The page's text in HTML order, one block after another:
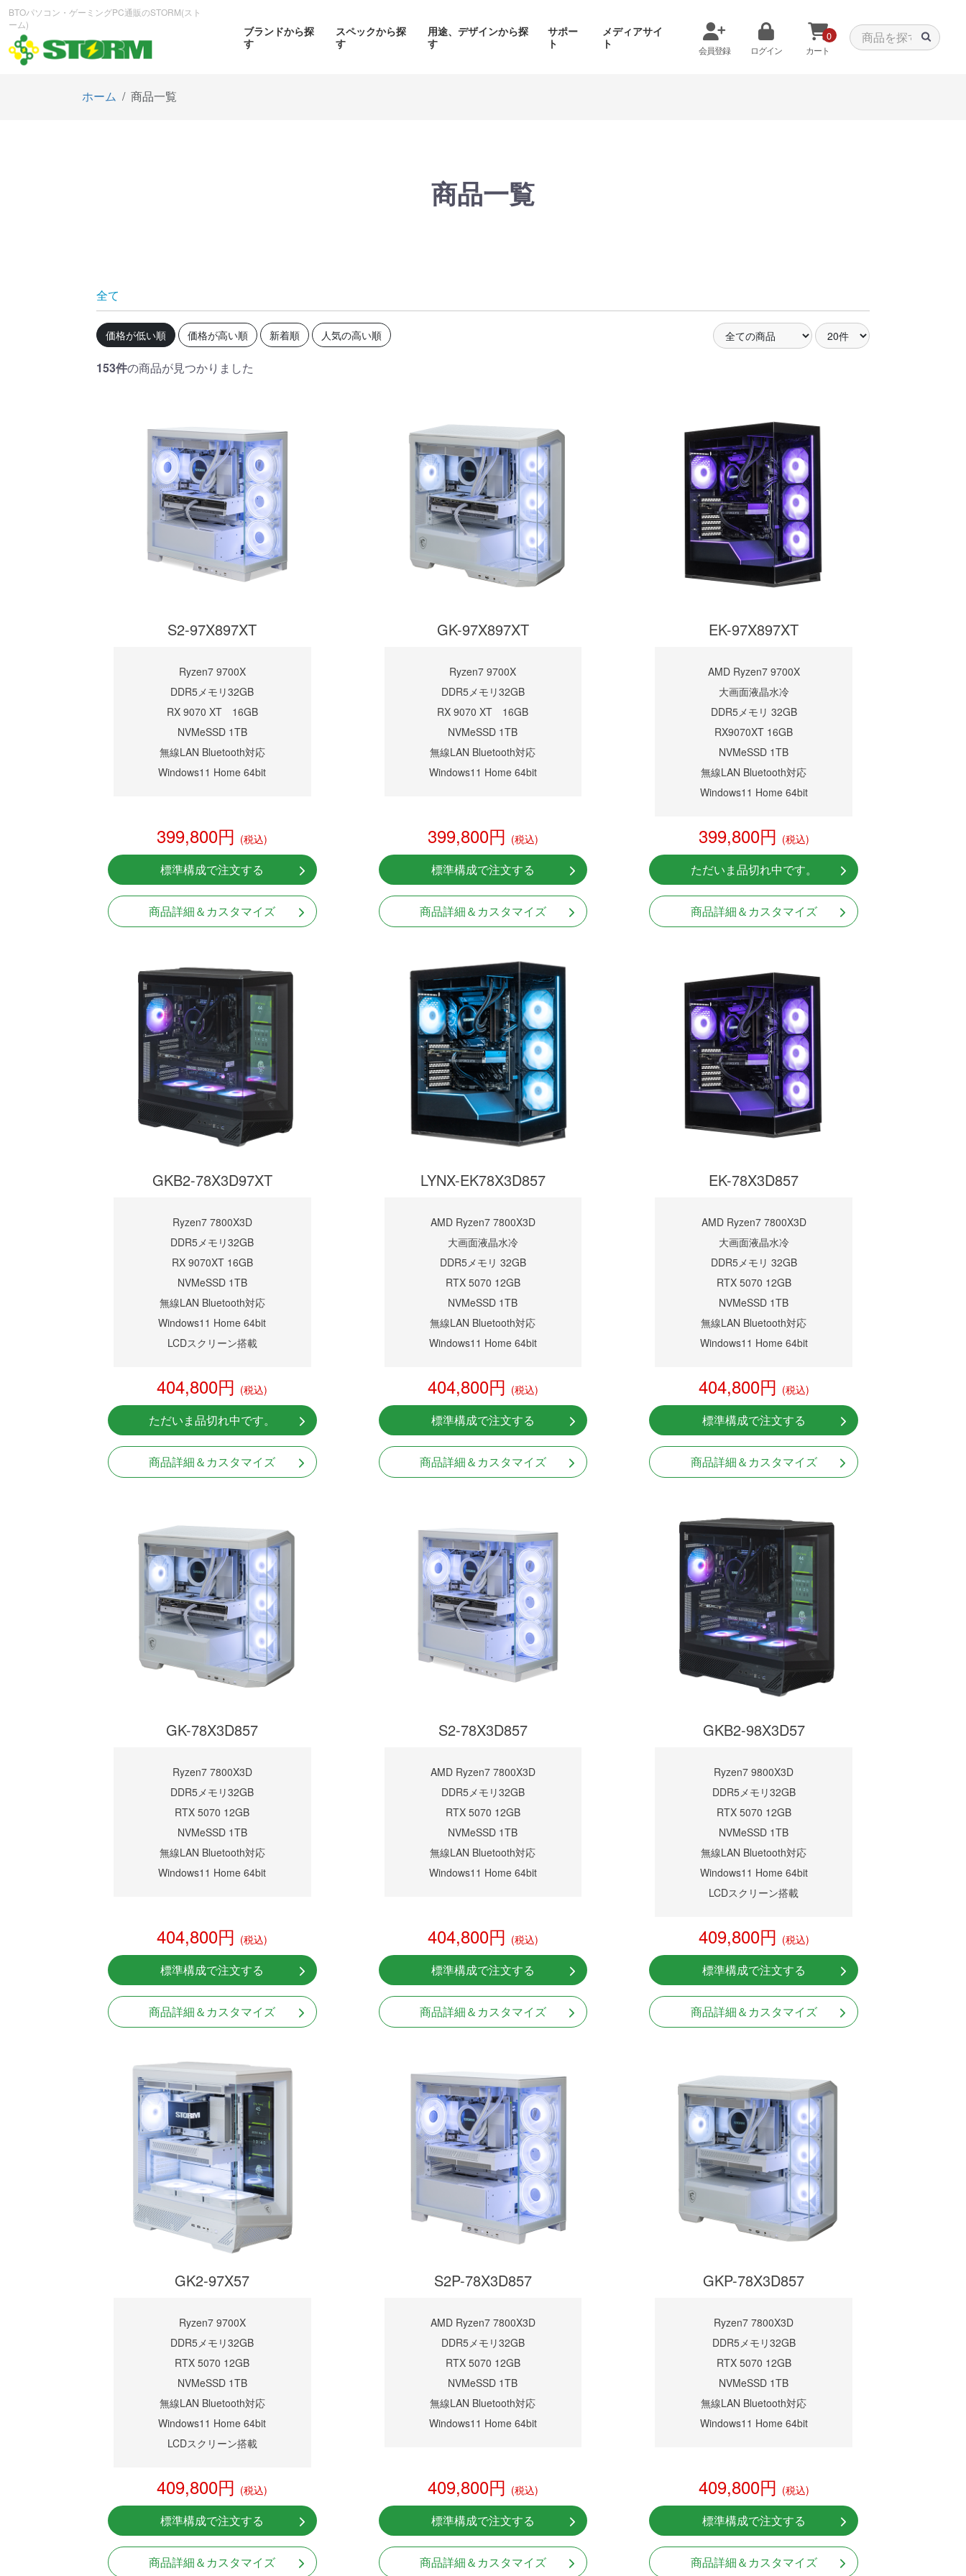
BTOパソコン・ゲーミングPC通販のSTORM(スト
ーム)
ブランドから探
す
スペックから探
す
用途、デザインから探
す
サポー
ト
メディアサイ
ト
会員登録 ログイン
0
カート
初心者の方、「どのPCを選
べばいいかわからない」そ
んな方にこそ選んでほし
い、エントリーモデルで
す。
360mm簡易水冷と曲面
OLEDを搭載したハイエン
ドモデル。美しさと冷却性
MSI共同開発のPROJECT
ZERO 背面コネクタマザー
ボードと2.8型液晶簡易水冷
優れたモデル
ホーム 商品一覧
商品一覧
全て
価格が低い順 価格が高い順 新着順 人気の高い順
153件の商品が見つかりました
S2-97X897XT
Ryzen7 9700X
DDR5メモリ32GB
RX 9070 XT 16GB
NVMeSSD 1TB
無線LAN Bluetooth対応
Windows11 Home 64bit
399,800円 (税込)
標準構成で注文する
商品詳細＆カスタマイズ
GK-97X897XT
Ryzen7 9700X
DDR5メモリ32GB
RX 9070 XT 16GB
NVMeSSD 1TB
無線LAN Bluetooth対応
Windows11 Home 64bit
399,800円 (税込)
標準構成で注文する
商品詳細＆カスタマイズ
EK-97X897XT
AMD Ryzen7 9700X
大画面液晶水冷
DDR5メモリ 32GB
RX9070XT 16GB
NVMeSSD 1TB
無線LAN Bluetooth対応
Windows11 Home 64bit
399,800円 (税込)
ただいま品切れ中です。
商品詳細＆カスタマイズ
GKB2-78X3D97XT
Ryzen7 7800X3D
DDR5メモリ32GB
RX 9070XT 16GB
NVMeSSD 1TB
無線LAN Bluetooth対応
Windows11 Home 64bit
LCDスクリーン搭載
404,800円 (税込)
ただいま品切れ中です。
商品詳細＆カスタマイズ
LYNX-EK78X3D857
AMD Ryzen7 7800X3D
大画面液晶水冷
DDR5メモリ 32GB
RTX 5070 12GB
NVMeSSD 1TB
無線LAN Bluetooth対応
Windows11 Home 64bit
404,800円 (税込)
標準構成で注文する
商品詳細＆カスタマイズ
EK-78X3D857
AMD Ryzen7 7800X3D
大画面液晶水冷
DDR5メモリ 32GB
RTX 5070 12GB
NVMeSSD 1TB
無線LAN Bluetooth対応
Windows11 Home 64bit
404,800円 (税込)
標準構成で注文する
商品詳細＆カスタマイズ
GK-78X3D857
Ryzen7 7800X3D
DDR5メモリ32GB
RTX 5070 12GB
NVMeSSD 1TB
無線LAN Bluetooth対応
Windows11 Home 64bit
404,800円 (税込)
標準構成で注文する
商品詳細＆カスタマイズ
S2-78X3D857
AMD Ryzen7 7800X3D
DDR5メモリ32GB
RTX 5070 12GB
NVMeSSD 1TB
無線LAN Bluetooth対応
Windows11 Home 64bit
404,800円 (税込)
標準構成で注文する
商品詳細＆カスタマイズ
GKB2-98X3D57
Ryzen7 9800X3D
DDR5メモリ32GB
RTX 5070 12GB
NVMeSSD 1TB
無線LAN Bluetooth対応
Windows11 Home 64bit
LCDスクリーン搭載
409,800円 (税込)
標準構成で注文する
商品詳細＆カスタマイズ
GK2-97X57
Ryzen7 9700X
DDR5メモリ32GB
RTX 5070 12GB
NVMeSSD 1TB
無線LAN Bluetooth対応
Windows11 Home 64bit
LCDスクリーン搭載
409,800円 (税込)
標準構成で注文する
商品詳細＆カスタマイズ
S2P-78X3D857
AMD Ryzen7 7800X3D
DDR5メモリ32GB
RTX 5070 12GB
NVMeSSD 1TB
無線LAN Bluetooth対応
Windows11 Home 64bit
409,800円 (税込)
標準構成で注文する
商品詳細＆カスタマイズ
GKP-78X3D857
Ryzen7 7800X3D
DDR5メモリ32GB
RTX 5070 12GB
NVMeSSD 1TB
無線LAN Bluetooth対応
Windows11 Home 64bit
409,800円 (税込)
標準構成で注文する
商品詳細＆カスタマイズ